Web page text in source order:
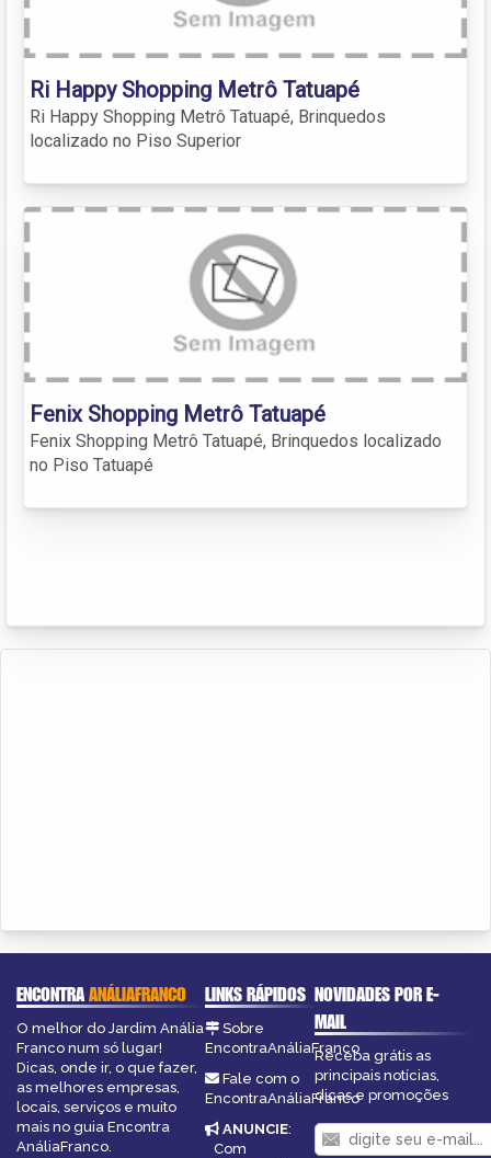
Ri Happy Shopping Metrô Tatuapé
Ri Happy Shopping Metrô Tatuapé, Brinquedos
localizado no Piso Superior
Fenix Shopping Metrô Tatuapé
Fenix Shopping Metrô Tatuapé, Brinquedos localizado
no Piso Tatuapé
ENCONTRAANÁLIAFRANCO
O melhor do Jardim Anália
Franco num só lugar!
Dicas, onde ir, o que fazer,
as melhores empresas,
locais, serviços e muito
mais no guia Encontra
AnáliaFranco.
LINKS RÁPIDOS
Sobre
EncontraAnáliaFranco
Fale com o
EncontraAnáliaFranco
ANUNCIE:
Com
NOVIDADES POR E-
MAIL
Receba grátis as
principais notícias,
dicas e promoções